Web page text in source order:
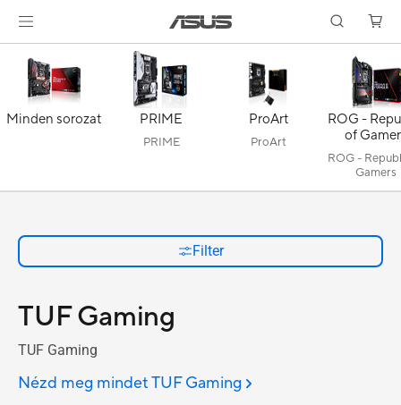
Minden sorozat PRIME
PRIME
ProArt
ProArt
ROG -
of
ROG -
Gamers
Filter
TUF Gaming
TUF Gaming
Nézd meg mindet TUF Gaming